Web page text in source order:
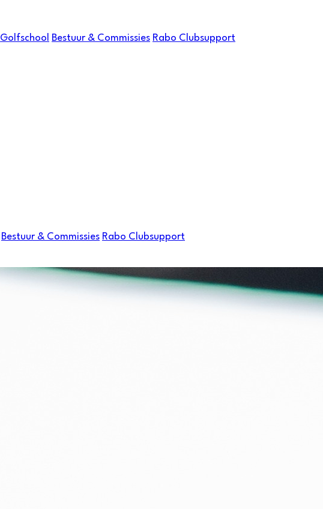
Golfschool Bestuur & Commissies Rabo Clubsupport
Bestuur & Commissies Rabo Clubsupport